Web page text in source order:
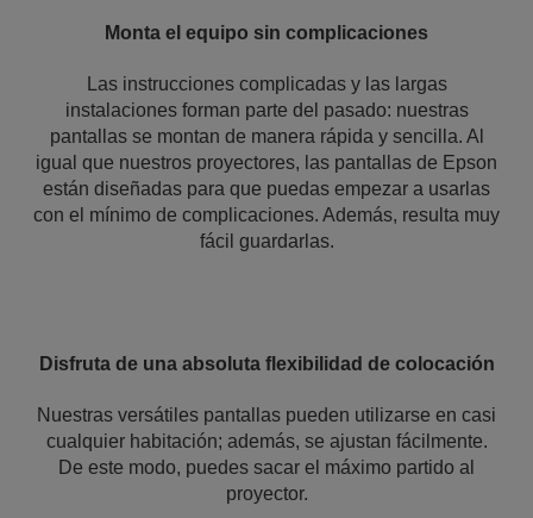
Monta el equipo sin complicaciones
Las instrucciones complicadas y las largas
instalaciones forman parte del pasado: nuestras
pantallas se montan de manera rápida y sencilla. Al
igual que nuestros proyectores, las pantallas de Epson
están diseñadas para que puedas empezar a usarlas
con el mínimo de complicaciones. Además, resulta muy
fácil guardarlas.
Disfruta de una absoluta flexibilidad de colocación
Nuestras versátiles pantallas pueden utilizarse en casi
cualquier habitación; además, se ajustan fácilmente.
De este modo, puedes sacar el máximo partido al
proyector.